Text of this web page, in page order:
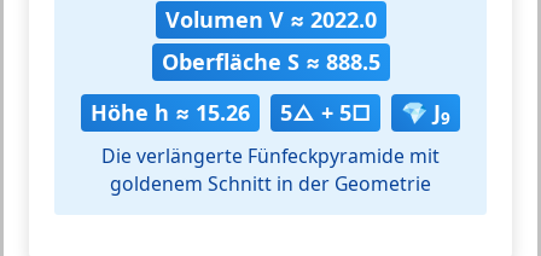
Volumen V ≈ 2022.0
Oberfläche S ≈ 888.5
Höhe h ≈ 15.26
5△ + 5□ 💎 J9
Die verlängerte Fünfeckpyramide mit
goldenem Schnitt in der Geometrie